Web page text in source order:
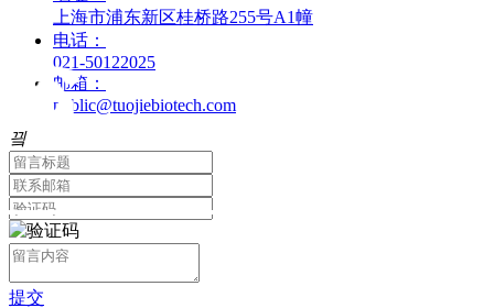
上海市浦东新区桂桥路255号A1幢
电话：
021-50122025
邮箱：
public@tuojiebiotech.com
끸
提交